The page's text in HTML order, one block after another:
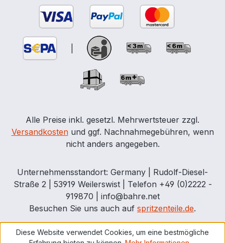
Alle Preise inkl. gesetzl. Mehrwertsteuer zzgl.
Versandkostenund ggf. Nachnahmegebühren, wenn
nicht anders angegeben.
Unternehmensstandort: Germany | Rudolf-Diesel-
Straße 2 | 53919 Weilerswist | Telefon +49 (0)2222 -
919870 | info@bahre.net
Besuchen Sie uns auch auf spritzenteile.de.
Diese Website verwendet Cookies, um eine bestmögliche